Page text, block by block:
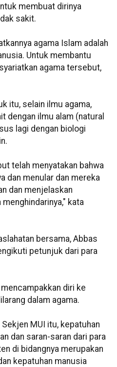
membuat dirinya
sakit.
agama Islam adalah
Untuk membantu
agama tersebut,
itu, selain ilmu agama,
dengan ilmu alam (natural
lagi dengan biologi
telah menyatakan bahwa
dan menular dan mereka
dan menjelaskan
kata
bersama, Abbas
petunjuk dari para
diri ke
dalam agama.
MUI itu, kepatuhan
dan saran-saran dari para
di bidangnya merupakan
kepatuhan manusia